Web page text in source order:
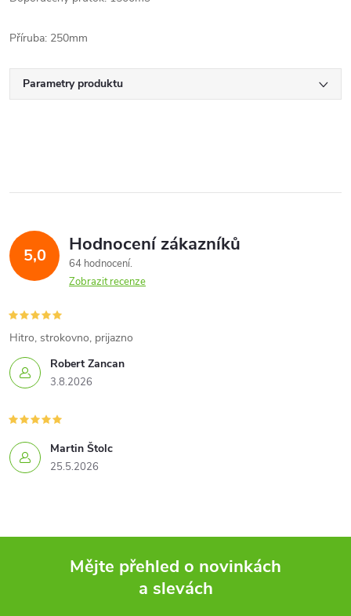
Příruba: 250mm
Parametry produktu
5,0 Hodnocení zákazníků
64 hodnocení
Zobrazit recenze
Robert Zancan
3.8.2026
Hitro, strokovno, prijazno
Martin Štolc
25.5.2026
Mějte přehled o novinkách
a slevách